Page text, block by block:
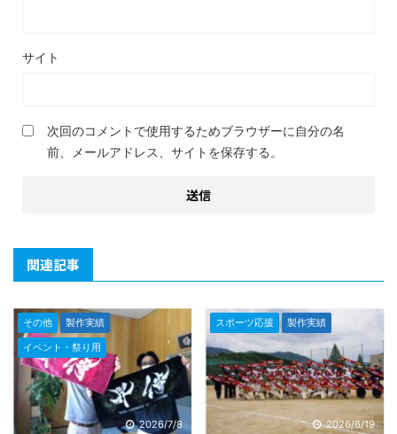
サイト
次回のコメントで使用するためブラウザーに自分の名
前、メールアドレス、サイトを保存する。
関連記事
その他
製作実績
イベント・祭り用
2026/7/8
スポーツ応援 製作実績
2026/6/19